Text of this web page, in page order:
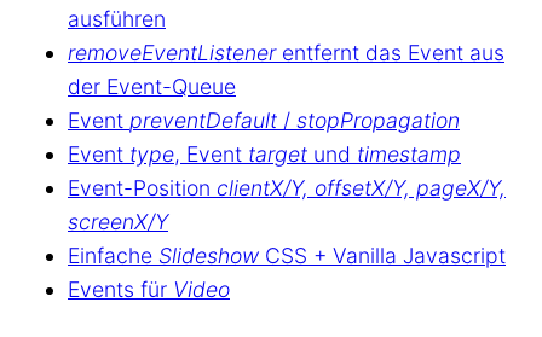
ausführen
removeEventListenerentfernt das Event aus
der Event-Queue
Event preventDefault / stopPropagation
Event type, Event target und timestamp
Event-Position clientX/Y, offsetX/Y, pageX/Y,
screenX/Y
Einfache Slideshow CSS + Vanilla Javascript
Events für Video